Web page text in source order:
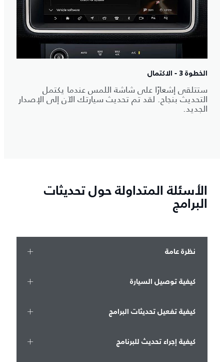
الخطوة 3 - الاكتمال
ستتلقى إشعارًا على شاشة اللمس عندما يكتمل
التحديث بنجاح. لقد تم تحديث سيارتك الآن إلى الإصدار
الجديد.
الأسئلة المتداولة حول تحديثات
البرامج
نظرة عامة
كيفية توصيل السيارة
كيفية تفعيل تحديثات البرامج
كيفية إجراء تحديث للبرنامج